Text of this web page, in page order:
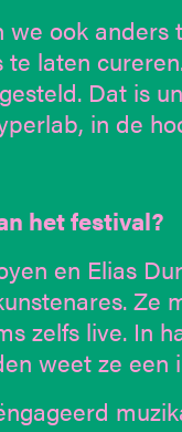
we ook
te laten
Dat is
in de
het festival?
en Elias
Ze
zelfs live. In
weet ze een